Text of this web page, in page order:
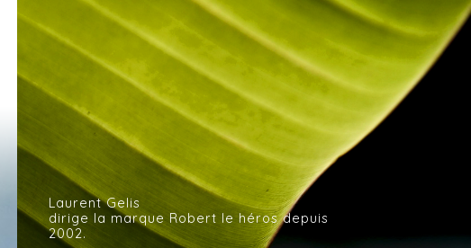
Laurent Gelis
dirige la marque Robert le héros depuis
2002.
fermer x